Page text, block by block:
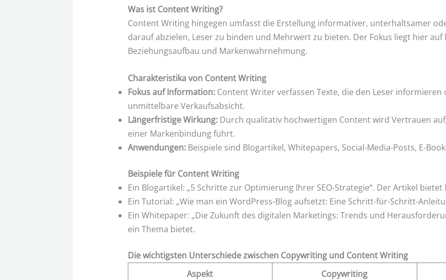
Was ist Content Writing?
Content Writing hingegen umfasst die Erstellung informativer, unterhaltsamer
darauf abzielen, Leser zu binden und Mehrwert zu bieten. Der Fokus liegt hier
Beziehungsaufbau und Markenwahrnehmung.
Charakteristika von Content Writing
Fokus auf Information:Content Writer verfassen Texte, die den Leser
unmittelbare Verkaufsabsicht.
Längerfristige Wirkung:Durch qualitativ hochwertigen Content wird Vertrauen
einer Markenbindung führt.
Anwendungen:Beispiele sind Blogartikel, Whitepapers, Social-Media-Posts, E-
Beispiele für Content Writing
Ein Blogartikel: „5 Schritte zur Optimierung Ihrer SEO-Strategie“. Der Artikel
Ein Tutorial: „Wie man ein WordPress-Blog aufsetzt: Eine Schritt-für-Schritt-
Ein Whitepaper: „Die Zukunft des digitalen Marketings: Trends und
ein Thema bietet.
Die wichtigsten Unterschiede zwischen Copywriting und Content Writing
Aspekt
Copywriting